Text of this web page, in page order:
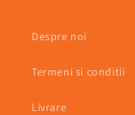
Despre noi
Termeni si conditii
Livrare